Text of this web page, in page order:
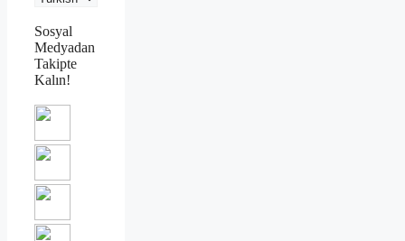
Sosyal
Medyadan
Takipte
Kalın!